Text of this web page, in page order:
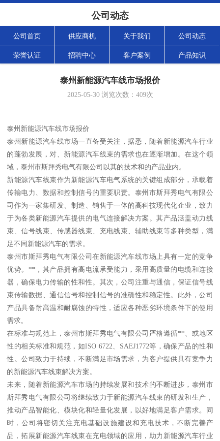
公司动态
公司首页 供应商机 关于我们 公司动态
荣誉认证 招聘中心 客户案例 产品知识
泰州新能源汽车线市场报价
2025-05-30浏览次数： 409次
泰州新能源汽车线市场报价
泰州新能源汽车线市场一直备受关注，据悉，随着新能源汽车行业
的蓬勃发展，对、新能源汽车线束的需求也在逐渐增加。在这个领
域，泰州市斯拜秀电气有限公司以其的技术和的产品业内。
新能源汽车线束作为新能源汽车电气系统的关键组成部分，承载着
传输电力、数据和控制信号的重要职责。泰州市斯拜秀电气有限公
司作为一家集研发、制造、销售于一体的高科技现代化企业，致力
于为各类新能源汽车提供的电气连接解决方案。其产品涵盖动力线
束、信号线束、传感器线束、充电线束、辅助线束等多种类型，满
足不同新能源汽车的需求。
泰州市斯拜秀电气有限公司在新能源汽车线市场上具有一定的竞争
优势。**，其产品拥有高电流承受能力，采用高质量的电缆和连接
器，确保电力传输的性和性。其次，公司注重与通信，保证信号线
束传输数据、通信信号和控制信号的准确性和稳定性。此外，公司
产品具备耐高温和耐腐蚀的特性，适应各种恶劣环境条件下的使用
需求。
在标准与规范上，泰州市斯拜秀电气有限公司严格遵循**、或地区
性的相关标准和规范，如ISO 6722、SAEJ1772等，确保产品的性和
性。公司致力于持续，不断满足市场需求，为客户提供具有竞争力
的新能源汽车线束解决方案。
未来，随着新能源汽车市场的持续发展和技术的不断进步，泰州市
斯拜秀电气有限公司将继续致力于新能源汽车线束的研发和生产，
推动产品智能化、模块化和轻量化发展，以好地满足客户需求。同
时，公司将密切关注充电基础设施建设和充电技术，不断完善产
品，拓展新能源汽车线束在充电领域的应用，助力新能源汽车行业